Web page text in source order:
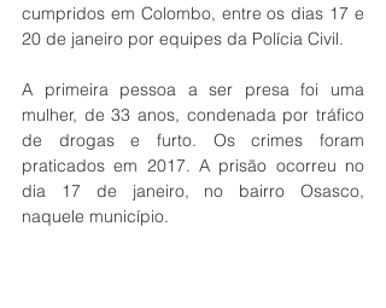
cumpridos em Colombo, entre os dias 17 e
20 de janeiro por equipes da Polícia Civil.
A primeira pessoa a ser presa foi uma
mulher, de 33 anos, condenada por tráfico
de drogas e furto. Os crimes foram
praticados em 2017. A prisão ocorreu no
dia 17 de janeiro, no bairro Osasco,
naquele município.